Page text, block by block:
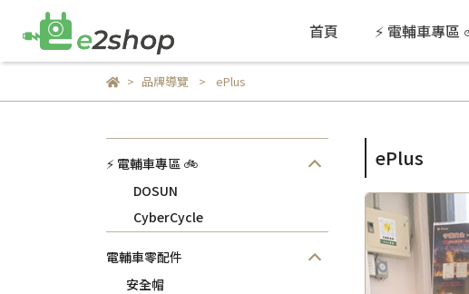
首頁 ⚡ 電輔車專區
品牌導覽 ePlus
⚡ 電輔車專區 🚲
DOSUN
CyberCycle
電輔車零配件
安全帽
ePlus